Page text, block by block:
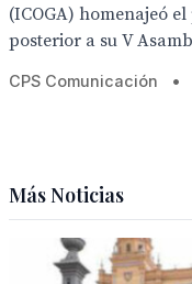
(ICOGA) homenajeó
posterior a su V
CPS Comunicación •
Más Noticias